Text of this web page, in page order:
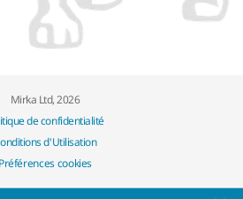
Mirka Ltd, 2026
de confidentialité
d'Utilisation
Préférences cookies